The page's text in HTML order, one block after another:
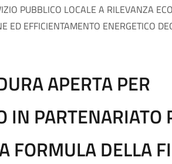
PUBBLICO LOCALE A RILEVANZA
ED EFFICIENTAMENTO ENERGETICO
APERTA PER
IN PARTENARIATO
FORMULA DELLA